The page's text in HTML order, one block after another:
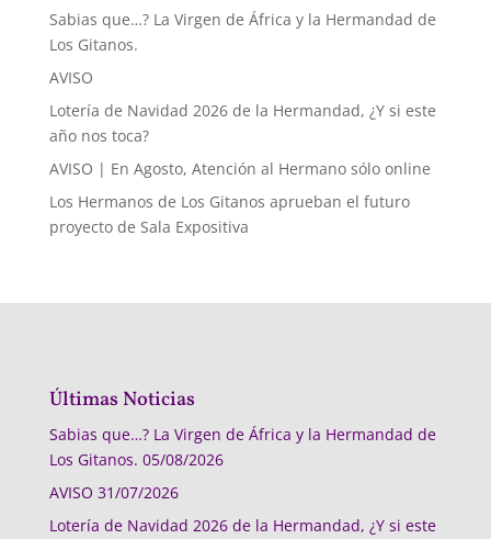
Sabias que…? La Virgen de África y la Hermandad de
Los Gitanos.
AVISO
Lotería de Navidad 2026 de la Hermandad, ¿Y si este
año nos toca?
AVISO | En Agosto, Atención al Hermano sólo online
Los Hermanos de Los Gitanos aprueban el futuro
proyecto de Sala Expositiva
Últimas Noticias
Sabias que…? La Virgen de África y la Hermandad de
Los Gitanos. 05/08/2026
AVISO 31/07/2026
Lotería de Navidad 2026 de la Hermandad, ¿Y si este